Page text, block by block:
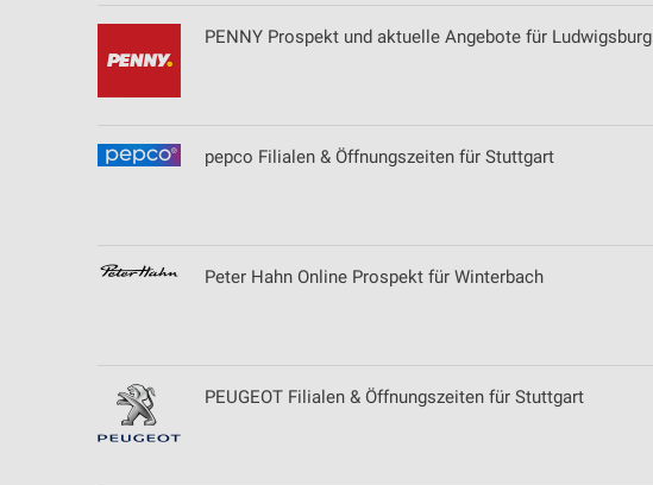
PENNY Prospekt und aktuelle Angebote für Ludwigsburg
pepco Filialen & Öffnungszeiten für Stuttgart
Peter Hahn Online Prospekt für Winterbach
PEUGEOT Filialen & Öffnungszeiten für Stuttgart